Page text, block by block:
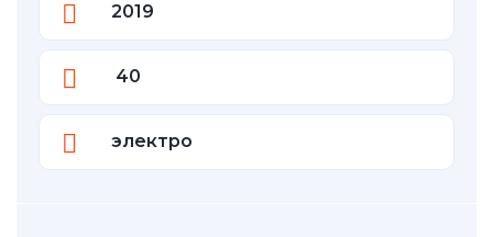
2019
40
электро